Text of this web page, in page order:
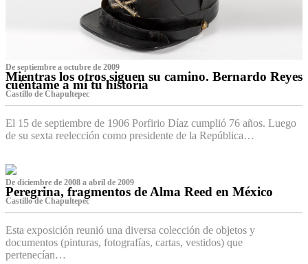
De septiembre a octubre de 2009
Mientras los otros siguen su camino. Bernardo Reyes
cuéntame a mí tu historia
Castillo de Chapultepec
El 15 de septiembre de 1906 Porfirio Díaz cumplió 76 años. Luego
de su sexta reelección como presidente de la República…
De diciembre de 2008 a abril de 2009
Peregrina, fragmentos de Alma Reed en México
Castillo de Chapultepec
Esta exposición reunió una diversa colección de objetos y
documentos (pinturas, fotografías, cartas, vestidos) que
pertenecían…